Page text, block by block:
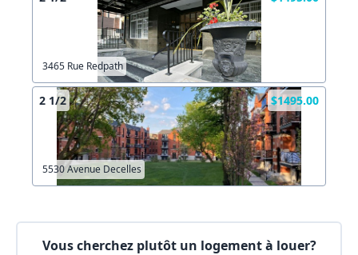
3465 Rue Redpath
2 1/2 $1495.00
5530 Avenue Decelles
Vous cherchez plutôt un logement à louer?
Copier lien
X Fermer Envoyez